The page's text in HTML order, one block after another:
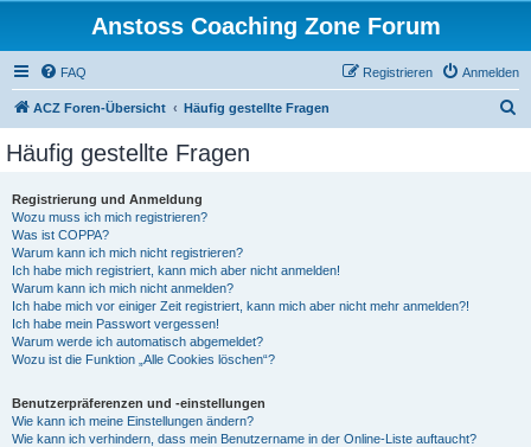
Anstoss Coaching Zone Forum
FAQ Anmelden
Registrieren
ACZ Foren-Übersicht Häufig gestellte Fragen
Häufig gestellte Fragen
Registrierung und Anmeldung
Wozu muss ich mich registrieren?
Was ist COPPA?
Warum kann ich mich nicht registrieren?
Ich habe mich registriert, kann mich aber nicht anmelden!
Warum kann ich mich nicht anmelden?
Ich habe mich vor einiger Zeit registriert, kann mich aber nicht mehr anmelden?!
Ich habe mein Passwort vergessen!
Warum werde ich automatisch abgemeldet?
Wozu ist die Funktion „Alle Cookies löschen“?
Benutzerpräferenzen und -einstellungen
Wie kann ich meine Einstellungen ändern?
Wie kann ich verhindern, dass mein Benutzername in der Online-Liste auftaucht?